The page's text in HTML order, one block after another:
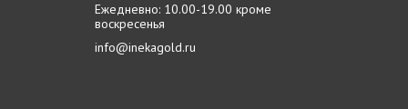
Ежедневно: 10.00-19.00 кроме
воскресенья
info@inekagold.ru